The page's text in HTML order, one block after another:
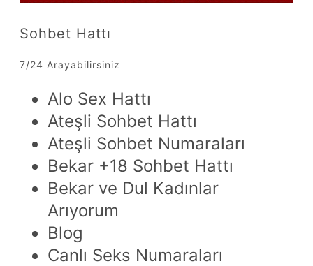
Sohbet Hattı
7/24 Arayabilirsiniz
Alo Sex Hattı
Ateşli Sohbet Hattı
Ateşli Sohbet Numaraları
Bekar +18 Sohbet Hattı
Bekar ve Dul Kadınlar
Arıyorum
Blog
Canlı Seks Numaraları